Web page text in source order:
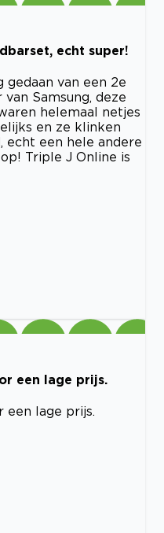
echt super!
van een 2e
Samsung, deze
helemaal netjes
en ze klinken
echt een hele andere
Triple J Online is
een lage prijs.
een lage prijs.